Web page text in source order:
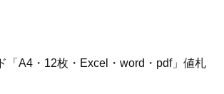
「A4・12枚・Excel・word・pdf」値札